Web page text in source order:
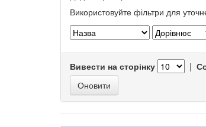
Використовуйте фільтри для
Вивести на сторінку |